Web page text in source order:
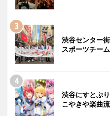
渋谷センター
スポーツチー
渋谷にすとぷ
こやきや楽曲